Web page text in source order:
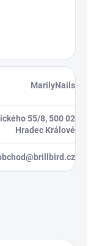
MarilyNails
55/8, 500 02
Hradec Králové